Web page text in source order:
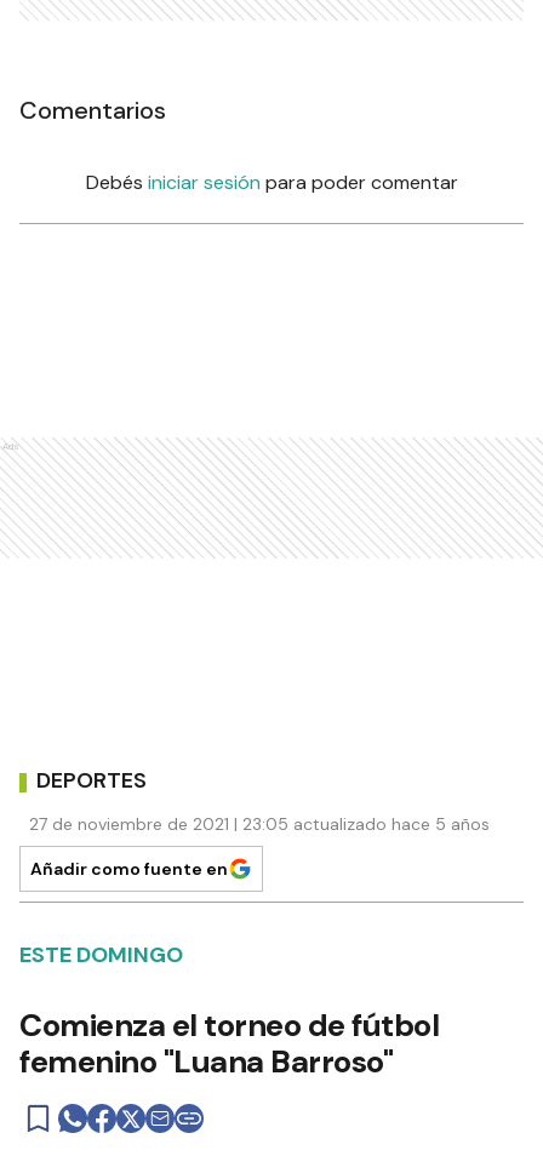
Comentarios
Debés iniciar sesión para poder comentar
Ads
DEPORTES
27 de noviembre de 2021 | 23:05 actualizado hace 5 años
Añadir como fuente en
ESTE DOMINGO
Comienza el torneo de fútbol
femenino "Luana Barroso"